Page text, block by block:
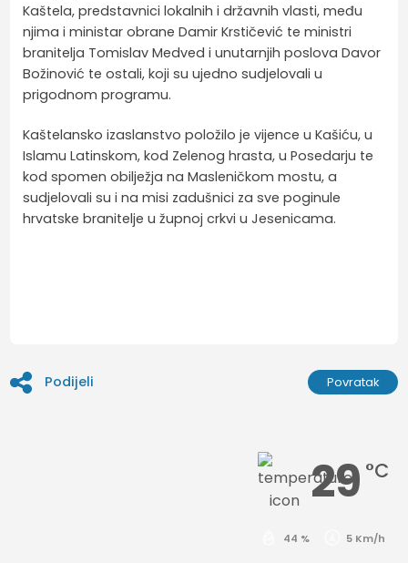
Kaštela, predstavnici lokalnih i državnih vlasti, među
njima i ministar obrane Damir Krstičević te ministri
branitelja Tomislav Medved i unutarnjih poslova Davor
Božinović te ostali, koji su ujedno sudjelovali u
prigodnom programu.
Kaštelansko izaslanstvo položilo je vijence u Kašiću, u
Islamu Latinskom, kod Zelenog hrasta, u Posedarju te
kod spomen obilježja na Masleničkom mostu, a
sudjelovali su i na misi zadušnici za sve poginule
hrvatske branitelje u župnoj crkvi u Jesenicama.
Podijeli Povratak
29 °C
44 % 5 Km/h